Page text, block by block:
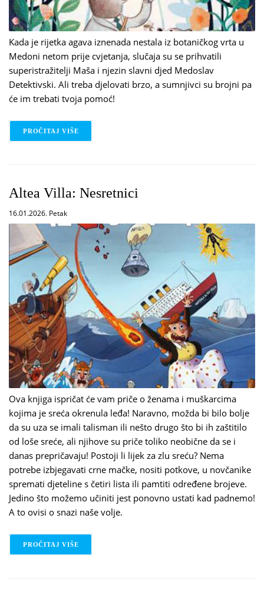
Kada je rijetka agava iznenada nestala iz botaničkog vrta u
Medoni netom prije cvjetanja, slučaja su se prihvatili
superistražitelji Maša i njezin slavni djed Medoslav
Detektivski. Ali treba djelovati brzo, a sumnjivci su brojni pa
će im trebati tvoja pomoć!
PROČITAJ VIŠE
Altea Villa: Nesretnici
16.01.2026. Petak
Ova knjiga ispričat će vam priče o ženama i muškarcima
kojima je sreća okrenula leđa! Naravno, možda bi bilo bolje
da su uza se imali talisman ili nešto drugo što bi ih zaštitilo
od loše sreće, ali njihove su priče toliko neobične da se i
danas prepričavaju! Postoji li lijek za zlu sreću? Nema
potrebe izbjegavati crne mačke, nositi potkove, u novčanike
spremati djeteline s četiri lista ili pamtiti određene brojeve.
Jedino što možemo učiniti jest ponovno ustati kad padnemo!
A to ovisi o snazi naše volje.
PROČITAJ VIŠE